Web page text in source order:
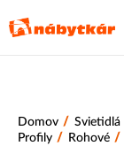
Domov / Svietidlá
Profily / Rohové /